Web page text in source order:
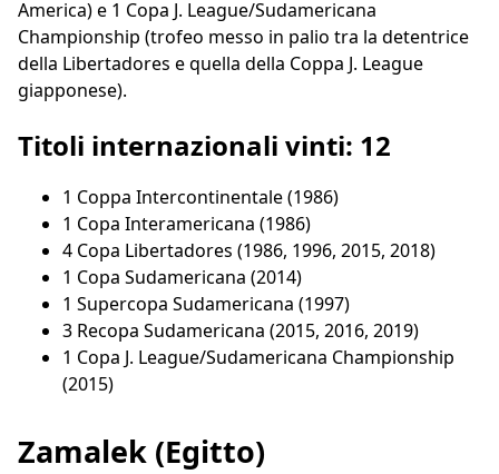
America) e 1 Copa J. League/Sudamericana
Championship (trofeo messo in palio tra la detentrice
della Libertadores e quella della Coppa J. League
giapponese).
Titoli internazionali vinti: 12
1 Coppa Intercontinentale (1986)
1 Copa Interamericana (1986)
4 Copa Libertadores (1986, 1996, 2015, 2018)
1 Copa Sudamericana (2014)
1 Supercopa Sudamericana (1997)
3 Recopa Sudamericana (2015, 2016, 2019)
1 Copa J. League/Sudamericana Championship
(2015)
Zamalek (Egitto)